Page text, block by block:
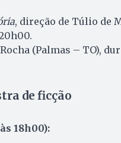
, direção de Túlio de
(Palmas – TO),
de ficção
18h00):